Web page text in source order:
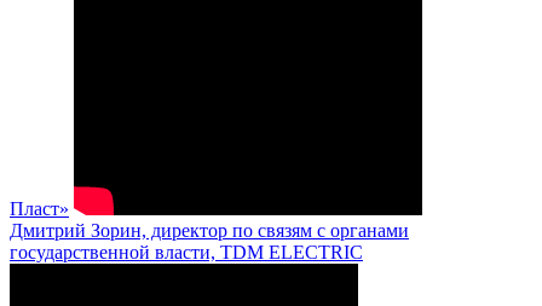
Пласт»
Дмитрий Зорин, директор по связям с органами
государственной власти, TDM ELECTRIC